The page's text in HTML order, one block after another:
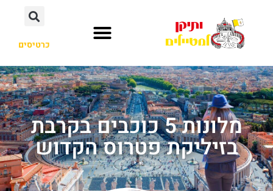
כרטיסים
מלונות 5 כוכבים בקרבת
בזיליקת פטרוס הקדוש